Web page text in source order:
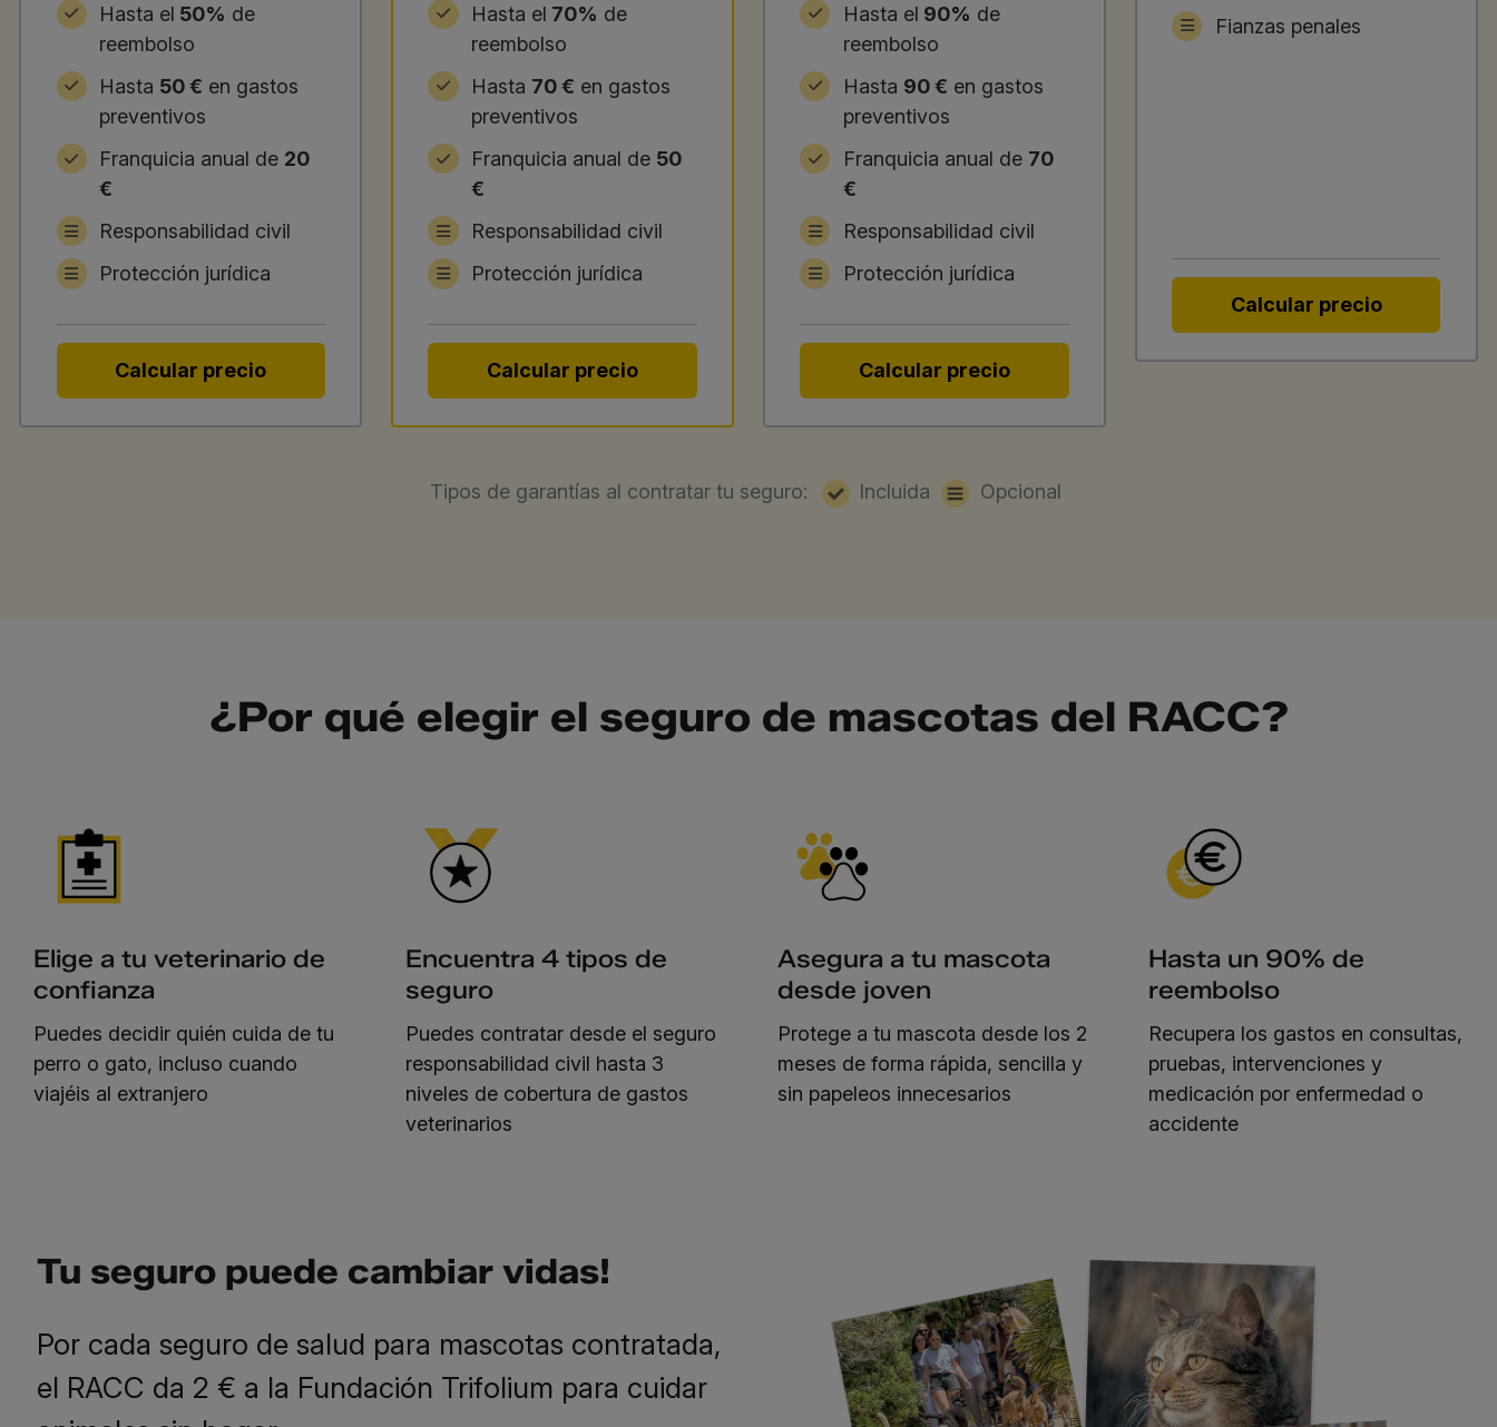
Hasta el 50% de
reembolso
Hasta 50 € en gastos
preventivos
Franquicia anual de 20
€
Responsabilidad civil
Protección jurídica
Calcular precio
Hasta el 70% de
reembolso
Hasta 70 € en gastos
preventivos
Franquicia anual de 50
€
Responsabilidad civil
Protección jurídica
Calcular precio
Hasta el 90% de
reembolso
Hasta 90 € en gastos
preventivos
Franquicia anual de 70
€
Responsabilidad civil
Protección jurídica
Calcular precio
Fianzas penales
Calcular precio
Tipos de garantías al contratar tu seguro: Incluida Opcional
¿Por qué elegir el seguro de mascotas del RACC?
Elige a tu veterinario de
confianza
Puedes decidir quién cuida de tu
perro o gato, incluso cuando
viajéis al extranjero
Encuentra 4 tipos de
seguro
Puedes contratar desde el seguro
responsabilidad civil hasta 3
niveles de cobertura de gastos
veterinarios
Asegura a tu mascota
desde joven
Protege a tu mascota desde los 2
meses de forma rápida, sencilla y
sin papeleos innecesarios
Hasta un 90% de
reembolso
Recupera los gastos en consultas,
pruebas, intervenciones y
medicación por enfermedad o
accidente
Tu seguro puede cambiar vidas!
Por cada seguro de salud para mascotas contratada,
el RACC da 2 € a la Fundación Trifolium para cuidar